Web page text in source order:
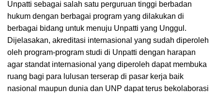
Unpatti sebagai salah satu perguruan tinggi berbadan
hukum dengan berbagai program yang dilakukan di
berbagai bidang untuk menuju Unpatti yang Unggul.
Dijelasakan, akreditasi internasional yang sudah diperoleh
oleh program-program studi di Unpatti dengan harapan
agar standat internasional yang diperoleh dapat membuka
ruang bagi para lulusan terserap di pasar kerja baik
nasional maupun dunia dan UNP dapat terus bekolaborasi